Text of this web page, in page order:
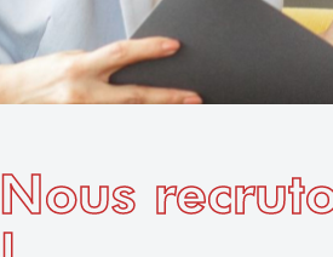
Nous